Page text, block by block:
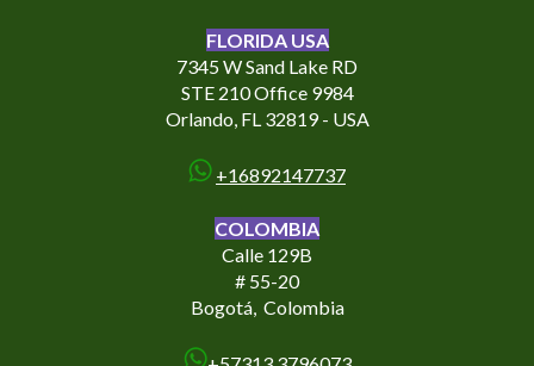
FLORIDA USA
7345 W Sand Lake RD
STE 210 Office 9984
Orlando, FL 32819 - USA
+16892147737
COLOMBIA
Calle 129B
# 55-20
Bogotá, Colombia